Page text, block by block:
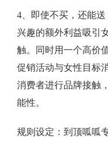
4、即使不买，还能
兴趣的额外利益吸引
触。同时用一个高价
促销活动与女性目标
消费者进行品牌接触
能性。
规则设定：到顶呱呱